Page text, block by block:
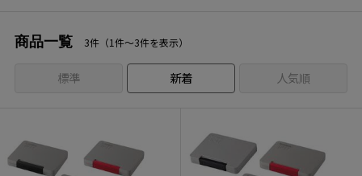
商品一覧 3件（1件〜3件を表示）
標準 新着 人気順